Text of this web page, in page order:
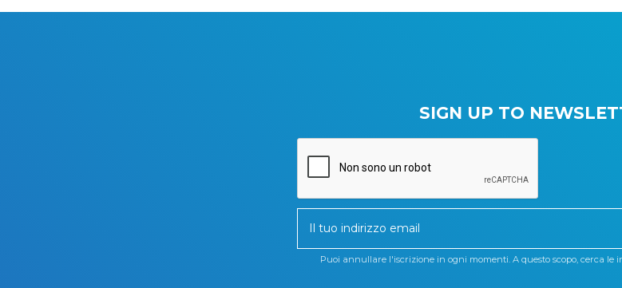
SIGN UP TO
Puoi annullare l'iscrizione in ogni momenti. A questo scopo, cerca le